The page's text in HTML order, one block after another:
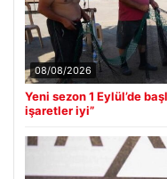
08/08/2026
Yeni sezon 1 Eylül’de
işaretler iyi”